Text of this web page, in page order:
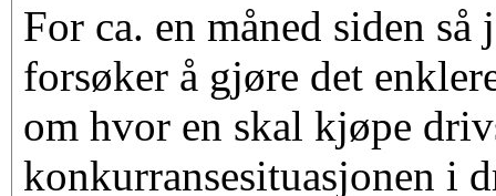
For ca. en måned siden så
forsøker å gjøre det
om hvor en skal kjøpe
konkurransesituasjonen i